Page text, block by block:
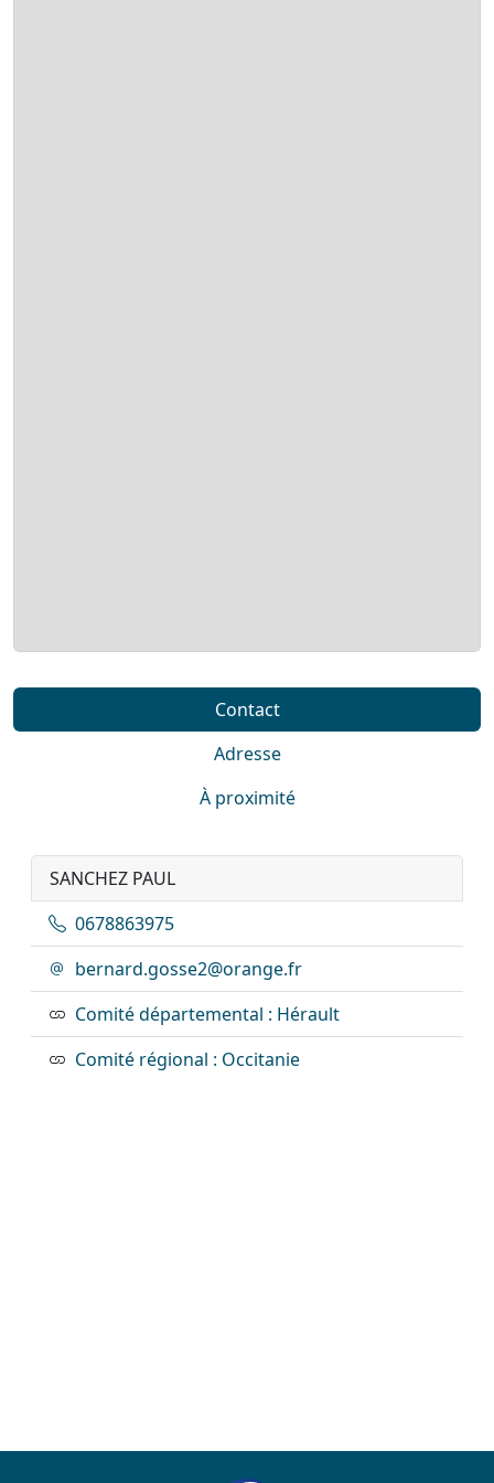
Contact
Adresse
À proximité
SANCHEZ PAUL
0678863975
bernard.gosse2@orange.fr
Comité départemental : Hérault
Comité régional : Occitanie